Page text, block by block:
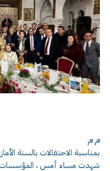
م م
شهدت مساء أمس ، المؤسسات